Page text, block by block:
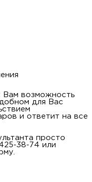
Вам возможность
для Вас
и ответит на все
просто
38-74 или